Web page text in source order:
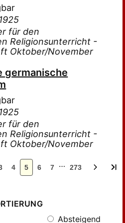
für den
Religionsunterricht -
Oktober/November
germanische
für den
Religionsunterricht -
Oktober/November
4 5 6 7 … 273
Absteigend